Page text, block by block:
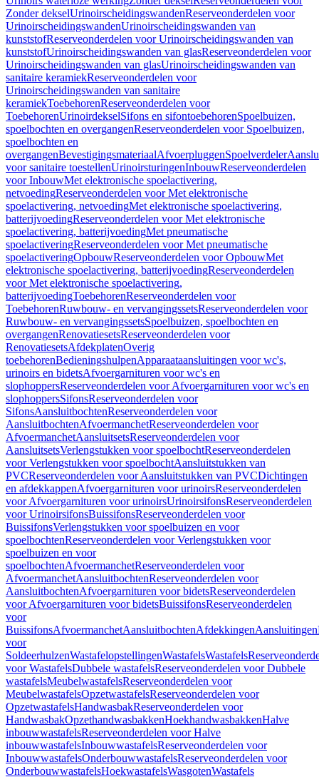
Zonder dekselUrinoirscheidingswandenReserveonderdelen voor
UrinoirscheidingswandenUrinoirscheidingswanden van
kunststofReserveonderdelen voor Urinoirscheidingswanden van
kunststofUrinoirscheidingswanden van glasReserveonderdelen voor
Urinoirscheidingswanden van glasUrinoirscheidingswanden van
sanitaire keramiekReserveonderdelen voor
Urinoirscheidingswanden van sanitaire
keramiekToebehorenReserveonderdelen voor
ToebehorenUrinoirdekselSifons en sifontoebehorenSpoelbuizen,
spoelbochten en overgangenReserveonderdelen voor Spoelbuizen,
spoelbochten en
overgangenBevestigingsmateriaalAfvoerpluggenSpoelverdeler
voor sanitaire toestellenUrinoirsturingenInbouwReserveonderdelen
voor InbouwMet elektronische spoelactivering,
netvoedingReserveonderdelen voor Met elektronische
spoelactivering, netvoedingMet elektronische spoelactivering,
batterijvoedingReserveonderdelen voor Met elektronische
spoelactivering, batterijvoedingMet pneumatische
spoelactiveringReserveonderdelen voor Met pneumatische
spoelactiveringOpbouwReserveonderdelen voor OpbouwMet
elektronische spoelactivering, batterijvoedingReserveonderdelen
voor Met elektronische spoelactivering,
batterijvoedingToebehorenReserveonderdelen voor
ToebehorenRuwbouw- en vervangingssetsReserveonderdelen voor
Ruwbouw- en vervangingssetsSpoelbuizen, spoelbochten en
overgangenRenovatiesetsReserveonderdelen voor
RenovatiesetsAfdekplatenOverig
toebehorenBedieningshulpenApparaataansluitingen voor wc's,
urinoirs en bidetsAfvoergarnituren voor wc's en
slophoppersReserveonderdelen voor Afvoergarnituren voor wc's en
slophoppersSifonsReserveonderdelen voor
SifonsAansluitbochtenReserveonderdelen voor
AansluitbochtenAfvoermanchetReserveonderdelen voor
AfvoermanchetAansluitsetsReserveonderdelen voor
AansluitsetsVerlengstukken voor spoelbochtReserveonderdelen
voor Verlengstukken voor spoelbochtAansluitstukken van
PVCReserveonderdelen voor Aansluitstukken van PVCDichtingen
en afdekkappenAfvoergarnituren voor urinoirsReserveonderdelen
voor Afvoergarnituren voor urinoirsUrinoirsifonsReserveonderdelen
voor UrinoirsifonsBuissifonsReserveonderdelen voor
BuissifonsVerlengstukken voor spoelbuizen en voor
spoelbochtenReserveonderdelen voor Verlengstukken voor
spoelbuizen en voor
spoelbochtenAfvoermanchetReserveonderdelen voor
AfvoermanchetAansluitbochtenReserveonderdelen voor
AansluitbochtenAfvoergarnituren voor bidetsReserveonderdelen
voor Afvoergarnituren voor bidetsBuissifonsReserveonderdelen
voor
BuissifonsAfvoermanchetAansluitbochtenAfdekkingenAansluitingen
voor
SoldeerhulzenWastafelopstellingenWastafelsWastafels
voor WastafelsDubbele wastafelsReserveonderdelen voor Dubbele
wastafelsMeubelwastafelsReserveonderdelen voor
MeubelwastafelsOpzetwastafelsReserveonderdelen voor
OpzetwastafelsHandwasbakReserveonderdelen voor
HandwasbakOpzethandwasbakkenHoekhandwasbakkenHalve
inbouwwastafelsReserveonderdelen voor Halve
inbouwwastafelsInbouwwastafelsReserveonderdelen voor
InbouwwastafelsOnderbouwwastafelsReserveonderdelen voor
OnderbouwwastafelsHoekwastafelsWasgotenWastafels